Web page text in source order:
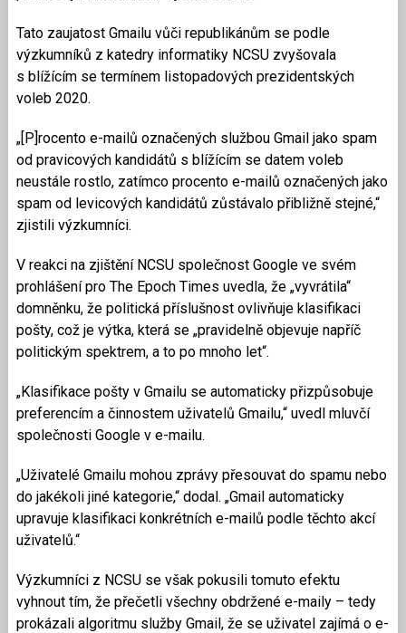
Tato zaujatost Gmailu vůči republikánům se podle
výzkumníků z katedry informatiky NCSU zvyšovala
s blížícím se termínem listopadových prezidentských
voleb 2020.
„[P]rocento e-mailů označených službou Gmail jako spam
od pravicových kandidátů s blížícím se datem voleb
neustále rostlo, zatímco procento e-mailů označených jako
spam od levicových kandidátů zůstávalo přibližně stejné,“
zjistili výzkumníci.
V reakci na zjištění NCSU společnost Google ve svém
prohlášení pro The Epoch Times uvedla, že „vyvrátila“
domněnku, že politická příslušnost ovlivňuje klasifikaci
pošty, což je výtka, která se „pravidelně objevuje napříč
politickým spektrem, a to po mnoho let“.
„Klasifikace pošty v Gmailu se automaticky přizpůsobuje
preferencím a činnostem uživatelů Gmailu,“ uvedl mluvčí
společnosti Google v e-mailu.
„Uživatelé Gmailu mohou zprávy přesouvat do spamu nebo
do jakékoli jiné kategorie,“ dodal. „Gmail automaticky
upravuje klasifikaci konkrétních e-mailů podle těchto akcí
uživatelů.“
Výzkumníci z NCSU se však pokusili tomuto efektu
vyhnout tím, že přečetli všechny obdržené e-maily – tedy
prokázali algoritmu služby Gmail, že se uživatel zajímá o e-